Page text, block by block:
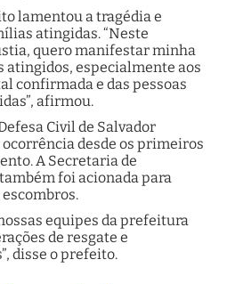
lamentou a tragédia e
atingidas. “Neste
quero manifestar minha
atingidos, especialmente aos
confirmada e das pessoas
afirmou.
Civil de Salvador
ocorrência desde os primeiros
A Secretaria de
foi acionada para
equipes da prefeitura
de resgate e
disse o prefeito.